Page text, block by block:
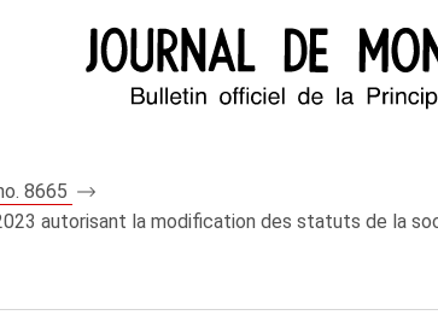
8665
autorisant la modification des statuts de la